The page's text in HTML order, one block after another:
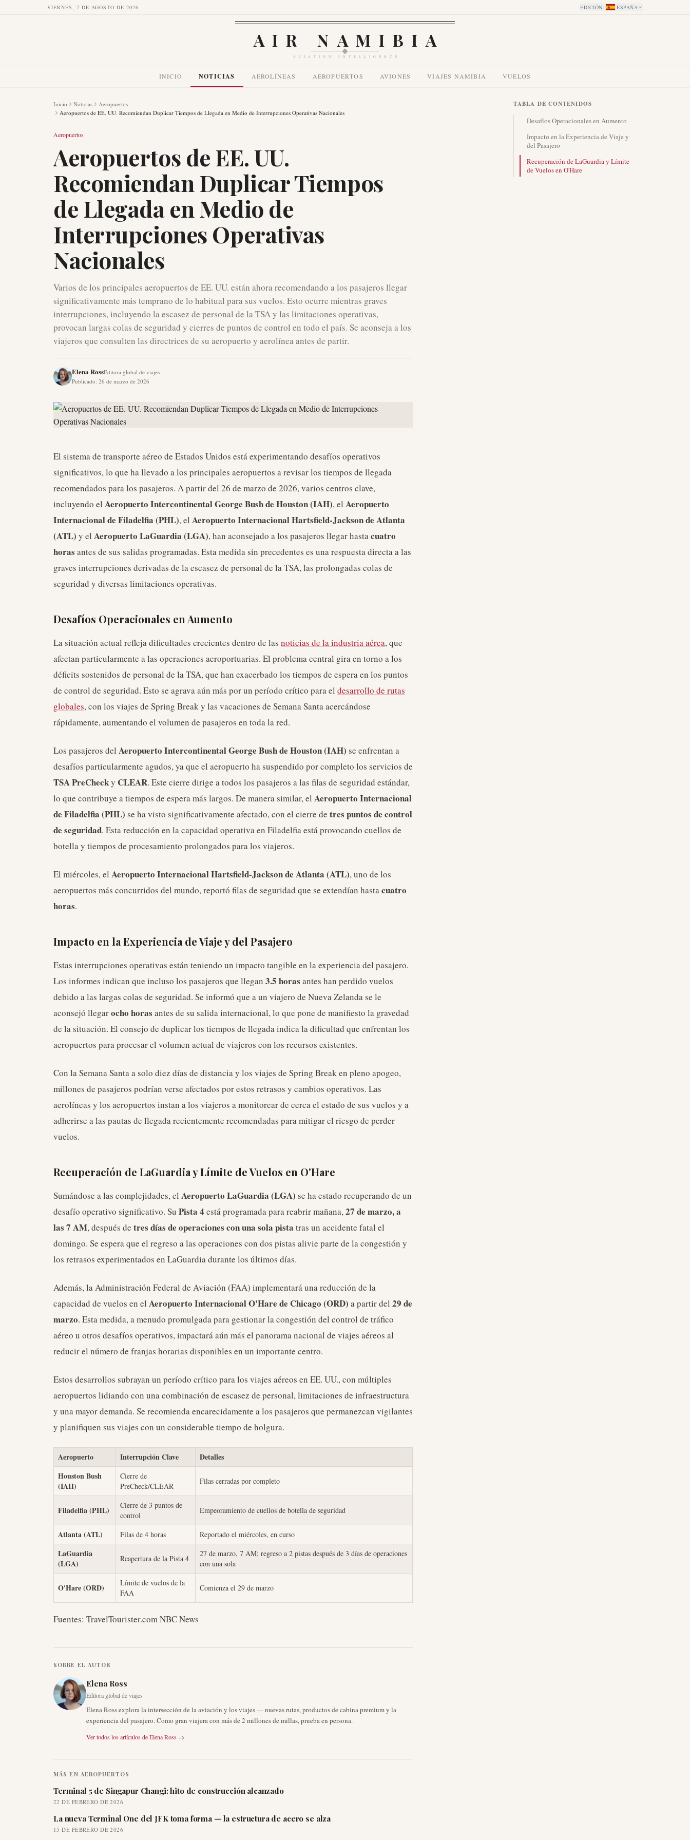
VIERNES, 7 DE AGOSTO DE 2026 EDICIÓN: ESPAÑA
AIR NAMIBIA
AVIATION INTELLIGENCE
INICIO NOTICIAS AEROLÍNEAS AEROPUERTOS AVIONES VIAJES NAMIBIA VUELOS
Inicio Noticias
Aeropuertos
Aeropuertos de EE. UU. Recomiendan Duplicar Tiempos de Llegada en Medio de Interrupciones Operativas Nacionales
Aeropuertos
Aeropuertos de EE. UU.
Recomiendan Duplicar Tiempos
de Llegada en Medio de
Interrupciones Operativas
Nacionales
Varios de los principales aeropuertos de EE. UU. están ahora recomendando a los pasajeros llegar
significativamente más temprano de lo habitual para sus vuelos. Esto ocurre mientras graves
interrupciones, incluyendo la escasez de personal de la TSA y las limitaciones operativas,
provocan largas colas de seguridad y cierres de puntos de control en todo el país. Se aconseja a los
viajeros que consulten las directrices de su aeropuerto y aerolínea antes de partir.
Elena RossEditora global de viajes
Publicado: 26 de marzo de 2026
El sistema de transporte aéreo de Estados Unidos está experimentando desafíos operativos
significativos, lo que ha llevado a los principales aeropuertos a revisar los tiempos de llegada
recomendados para los pasajeros. A partir del 26 de marzo de 2026, varios centros clave,
incluyendo el Aeropuerto Intercontinental George Bush de Houston (IAH), el Aeropuerto
Internacional de Filadelfia (PHL), el Aeropuerto Internacional Hartsfield-Jackson de Atlanta
(ATL) y el Aeropuerto LaGuardia (LGA), han aconsejado a los pasajeros llegar hastacuatro
horas antes de sus salidas programadas. Esta medida sin precedentes es una respuesta directa a las
graves interrupciones derivadas de la escasez de personal de la TSA, las prolongadas colas de
seguridad y diversas limitaciones operativas.
Desafíos Operacionales en Aumento
La situación actual refleja dificultades crecientes dentro de las noticias de la industria aérea, que
afectan particularmente a las operaciones aeroportuarias. El problema central gira en torno a los
déficits sostenidos de personal de la TSA, que han exacerbado los tiempos de espera en los puntos
de control de seguridad. Esto se agrava aún más por un período crítico para el desarrollo de rutas
globales, con los viajes de Spring Break y las vacaciones de Semana Santa acercándose
rápidamente, aumentando el volumen de pasajeros en toda la red.
Los pasajeros del Aeropuerto Intercontinental George Bush de Houston (IAH) se enfrentan a
desafíos particularmente agudos, ya que el aeropuerto ha suspendido por completo los servicios de
TSA PreChecky CLEAR. Este cierre dirige a todos los pasajeros a las filas de seguridad estándar,
lo que contribuye a tiempos de espera más largos. De manera similar, el Aeropuerto Internacional
de Filadelfia (PHL) se ha visto significativamente afectado, con el cierre de tres puntos de control
de seguridad. Esta reducción en la capacidad operativa en Filadelfia está provocando cuellos de
botella y tiempos de procesamiento prolongados para los viajeros.
El miércoles, el Aeropuerto Internacional Hartsfield-Jackson de Atlanta (ATL), uno de los
aeropuertos más concurridos del mundo, reportó filas de seguridad que se extendían hastacuatro
horas.
Impacto en la Experiencia de Viaje y del Pasajero
Estas interrupciones operativas están teniendo un impacto tangible en la experiencia del pasajero.
Los informes indican que incluso los pasajeros que llegan 3.5 horas antes han perdido vuelos
debido a las largas colas de seguridad. Se informó que a un viajero de Nueva Zelanda se le
aconsejó llegarocho horas antes de su salida internacional, lo que pone de manifiesto la gravedad
de la situación. El consejo de duplicar los tiempos de llegada indica la dificultad que enfrentan los
aeropuertos para procesar el volumen actual de viajeros con los recursos existentes.
Con la Semana Santa a solo diez días de distancia y los viajes de Spring Break en pleno apogeo,
millones de pasajeros podrían verse afectados por estos retrasos y cambios operativos. Las
aerolíneas y los aeropuertos instan a los viajeros a monitorear de cerca el estado de sus vuelos y a
adherirse a las pautas de llegada recientemente recomendadas para mitigar el riesgo de perder
vuelos.
Recuperación de LaGuardia y Límite de Vuelos en O'Hare
Sumándose a las complejidades, el Aeropuerto LaGuardia (LGA) se ha estado recuperando de un
desafío operativo significativo. Su Pista 4 está programada para reabrir mañana,27 de marzo, a
las 7 AM, después de tres días de operaciones con una sola pista tras un accidente fatal el
domingo. Se espera que el regreso a las operaciones con dos pistas alivie parte de la congestión y
los retrasos experimentados en LaGuardia durante los últimos días.
Además, la Administración Federal de Aviación (FAA) implementará una reducción de la
capacidad de vuelos en el Aeropuerto Internacional O'Hare de Chicago (ORD) a partir del 29 de
marzo. Esta medida, a menudo promulgada para gestionar la congestión del control de tráfico
aéreo u otros desafíos operativos, impactará aún más el panorama nacional de viajes aéreos al
reducir el número de franjas horarias disponibles en un importante centro.
Estos desarrollos subrayan un período crítico para los viajes aéreos en EE. UU., con múltiples
aeropuertos lidiando con una combinación de escasez de personal, limitaciones de infraestructura
y una mayor demanda. Se recomienda encarecidamente a los pasajeros que permanezcan vigilantes
y planifiquen sus viajes con un considerable tiempo de holgura.
Aeropuerto Interrupción Clave
Detalles
Houston Bush
(IAH)
Cierre de
PreCheck/CLEAR
Filas cerradas por completo
Filadelfia (PHL)
Cierre de 3 puntos de
control
Empeoramiento de cuellos de botella de seguridad
Atlanta (ATL) Filas de 4 horas Reportado el miércoles, en curso
LaGuardia
(LGA)
Reapertura de la Pista 4
27 de marzo, 7 AM; regreso a 2 pistas después de 3 días de operaciones
con una sola
O'Hare (ORD)
Límite de vuelos de la
FAA
Comienza el 29 de marzo
Fuentes: TravelTourister.com NBC News
SOBRE EL AUTOR
Elena Ross
Editora global de viajes
Elena Ross explora la intersección de la aviación y los viajes — nuevas rutas, productos de cabina premium y la
experiencia del pasajero. Como gran viajera con más de 2 millones de millas, prueba en persona.
Ver todos los artículos deElena Ross →
MÁS EN AEROPUERTOS
Terminal 5 de Singapur Changi: hito de construcción alcanzado
22 DE FEBRERO DE 2026
La nueva Terminal One del JFK toma forma — la estructura de acero se alza
15 DE FEBRERO DE 2026
TABLA DE CONTENIDOS
Desafíos Operacionales en Aumento
Impacto en la Experiencia de Viaje y
del Pasajero
Recuperación de LaGuardia y Límite
de Vuelos en O'Hare